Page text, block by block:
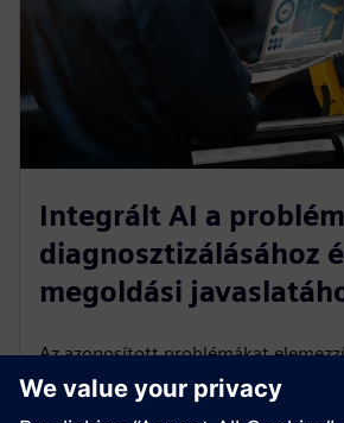
Integrált AI a
diagnosztizálásához
megoldási
Az azonosított problémákat
összefoglaljuk a probléma
támogatási jegyhez adnak hozzá. A